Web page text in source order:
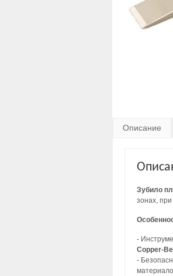
Описание
Зубило
зонах,
-
Copper-
-